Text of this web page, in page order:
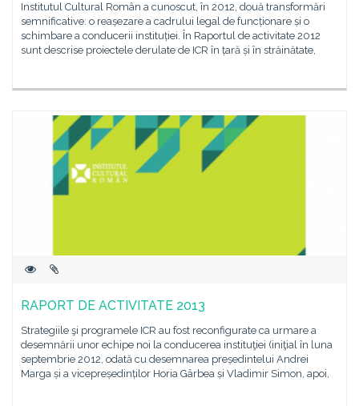
Institutul Cultural Român a cunoscut, în 2012, două transformări
semnificative: o reașezare a cadrului legal de funcționare și o
schimbare a conducerii instituției. În Raportul de activitate 2012
sunt descrise proiectele derulate de ICR în țară și în străinătate,
RAPORT DE ACTIVITATE 2013
Strategiile şi programele ICR au fost reconfigurate ca urmare a
desemnării unor echipe noi la conducerea instituţiei (iniţial în luna
septembrie 2012, odată cu desemnarea președintelui Andrei
Marga și a vicepreședinților Horia Gârbea și Vladimir Simon, apoi,